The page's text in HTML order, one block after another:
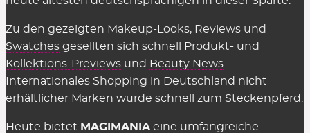
genannte Einschränkungen wie der
Mindestbestellwert oder shop-individuelle
Ausnahmen.
Wir können die Übersicht anbieten und täglich
Zu den gezeigten Makeup-Looks, Reviews und
Swatches gesellten sich schnell Produkt- und
Kollektions-Previews und Beauty News
Internationales Shopping in Deutschland nicht
erhältlicher Marken wurde schnell zum Steckenpferd.
Heute bietet MAGIMANIA eine umfangreiche